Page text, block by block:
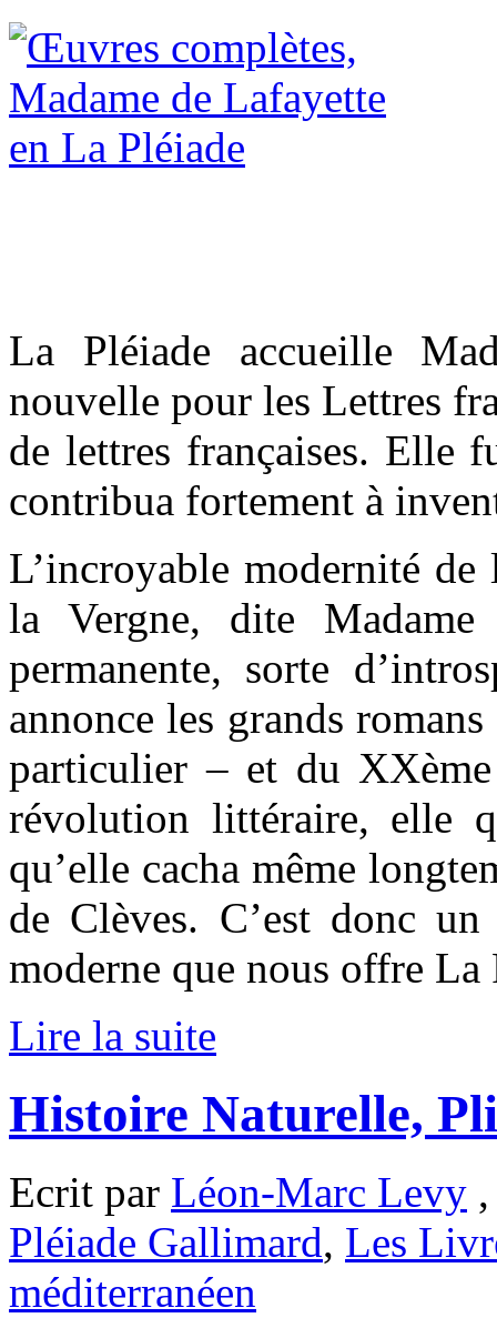
La Pléiade accueille
nouvelle pour les Lettres
de lettres françaises. Elle
contribua fortement à
L’incroyable modernité
la Vergne, dite
permanente, sorte
annonce les grands
particulier – et du
révolution littéraire, elle
qu’elle cacha même
de Clèves. C’est donc
moderne que nous offre La
Lire la suite
Histoire Naturelle,
Ecrit par Léon-Marc Levy
Pléiade Gallimard, Les
méditerranéen